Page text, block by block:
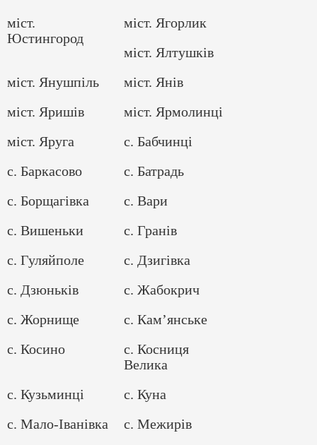
міст.
Юстингород
міст. Ягорлик
міст. Ялтушків
міст. Янушпіль
міст. Янів
міст. Яришів
міст. Ярмолинці
міст. Яруга
с. Бабчинці
с. Баркасово
с. Батрадь
с. Борщагівка
с. Вари
с. Вишеньки
с. Гранів
с. Гуляйполе
с. Дзигівка
с. Дзюньків
с. Жабокрич
с. Жорнище
с. Кам’янське
с. Косино
с. Косниця
Велика
с. Кузьминці
с. Куна
с. Мало-Іванівка
с. Межирів